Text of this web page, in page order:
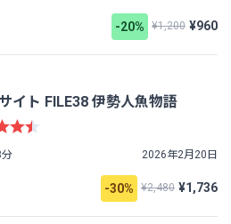
-20% ¥1,200 ¥960
イト FILE38 伊勢人魚物語
-30% ¥2,480 ¥1,736
2026年2月20日